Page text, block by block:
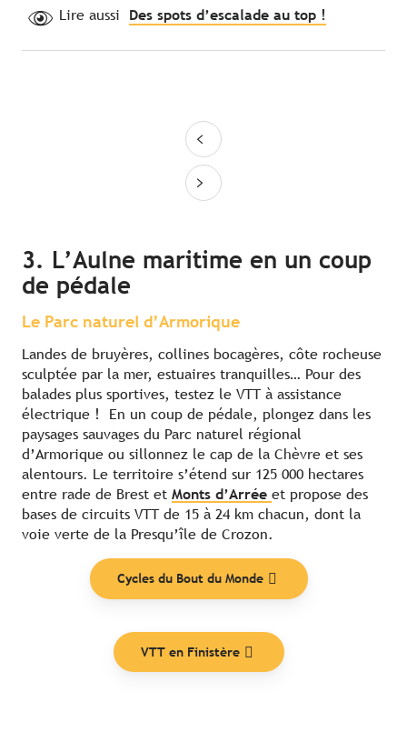
Lire aussi Des spots d’escalade au top !
3. L’Aulne maritime en un coup
de pédale
Le Parc naturel d’Armorique
Landes de bruyères, collines bocagères, côte rocheuse
sculptée par la mer, estuaires tranquilles… Pour des
balades plus sportives, testez le VTT à assistance
électrique ! En un coup de pédale, plongez dans les
paysages sauvages du Parc naturel régional
d’Armorique ou sillonnez le cap de la Chèvre et ses
alentours. Le territoire s’étend sur 125 000 hectares
entre rade de Brest et Monts d’Arrée et propose des
bases de circuits VTT de 15 à 24 km chacun, dont la
voie verte de la Presqu’île de Crozon.
Cycles du Bout du Monde
VTT en Finistère